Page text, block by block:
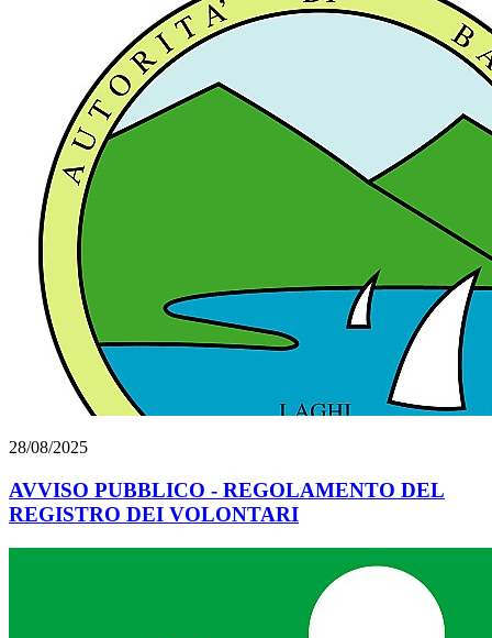
28/08/2025
AVVISO PUBBLICO - REGOLAMENTO DEL
REGISTRO DEI VOLONTARI